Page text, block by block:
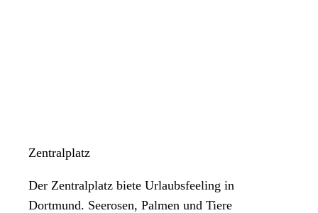
Zentralplatz
Der Zentralplatz biete Urlaubsfeeling in
Dortmund. Seerosen, Palmen und Tiere